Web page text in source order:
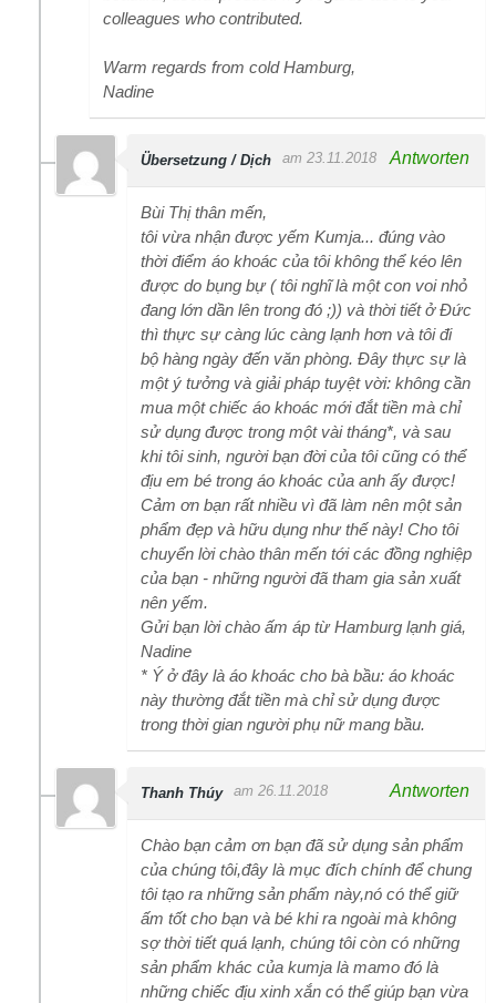
colleagues who contributed.
Warm regards from cold Hamburg,
Nadine
Übersetzung / Dịch am 23.11.2018 Antworten
Bùi Thị thân mến,
tôi vừa nhận được yếm Kumja... đúng vào
thời điểm áo khoác của tôi không thể kéo lên
được do bụng bự ( tôi nghĩ là một con voi nhỏ
đang lớn dần lên trong đó ;)) và thời tiết ở Đức
thì thực sự càng lúc càng lạnh hơn và tôi đi
bộ hàng ngày đến văn phòng. Đây thực sự là
một ý tưởng và giải pháp tuyệt vời: không cần
mua một chiếc áo khoác mới đắt tiền mà chỉ
sử dụng được trong một vài tháng*, và sau
khi tôi sinh, người bạn đời của tôi cũng có thể
địu em bé trong áo khoác của anh ấy được!
Cảm ơn bạn rất nhiều vì đã làm nên một sản
phẩm đẹp và hữu dụng như thế này! Cho tôi
chuyển lời chào thân mến tới các đồng nghiệp
của bạn - những người đã tham gia sản xuất
nên yếm.
Gửi bạn lời chào ấm áp từ Hamburg lạnh giá,
Nadine
* Ý ở đây là áo khoác cho bà bầu: áo khoác
này thường đắt tiền mà chỉ sử dụng được
trong thời gian người phụ nữ mang bầu.
Thanh Thúy am 26.11.2018 Antworten
Chào bạn cảm ơn bạn đã sử dụng sản phẩm
của chúng tôi,đây là mục đích chính để chung
tôi tạo ra những sản phẩm này,nó có thể giữ
ấm tốt cho bạn và bé khi ra ngoài mà không
sợ thời tiết quá lạnh, chúng tôi còn có những
sản phẩm khác của kumja là mamo đó là
những chiếc địu xinh xắn có thể giúp bạn vừa